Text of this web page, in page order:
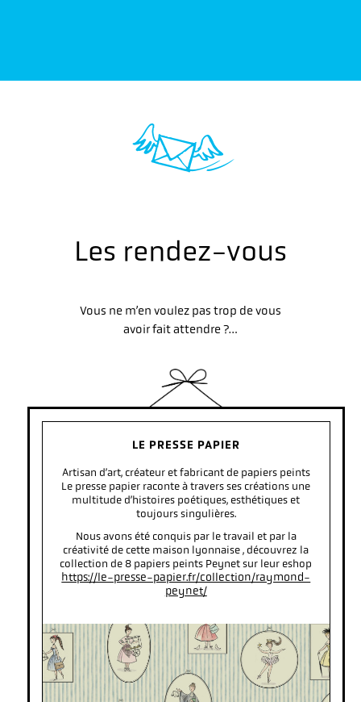
Les rendez-vous
Vous ne m’en voulez pas trop de vous
avoir fait attendre ?…
LE PRESSE PAPIER
Artisan d’art, créateur et fabricant de papiers peints
Le presse papier raconte à travers ses créations une
multitude d’histoires poétiques, esthétiques et
toujours singulières.
Nous avons été conquis par le travail et par la
créativité de cette maison lyonnaise , découvrez la
collection de 8 papiers peints Peynet sur leur eshop
https://le-presse-papier.fr/collection/raymond-
peynet/